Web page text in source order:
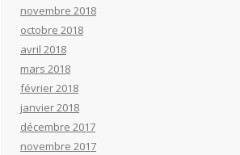
novembre 2018
octobre 2018
avril 2018
mars 2018
février 2018
janvier 2018
décembre 2017
novembre 2017